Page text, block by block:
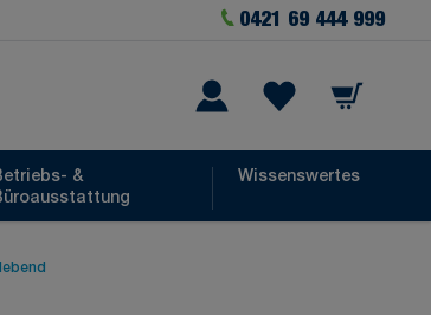
0421 69 444 999
Warenkorb
&
Wissenswertes